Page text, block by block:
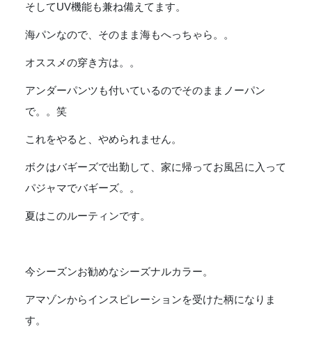
そしてUV機能も兼ね備えてます。
海パンなので、そのまま海もへっちゃら。。
オススメの穿き方は。。
アンダーパンツも付いているのでそのままノーパン
で。。笑
これをやると、やめられません。
ボクはバギーズで出勤して、家に帰ってお風呂に入って
パジャマでバギーズ。。
夏はこのルーティンです。
今シーズンお勧めなシーズナルカラー。
アマゾンからインスピレーションを受けた柄になりま
す。